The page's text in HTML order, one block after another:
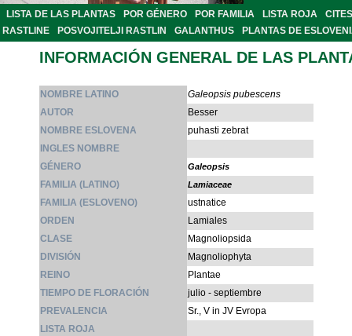
LISTA DE LAS PLANTAS POR GÉNERO POR FAMILIA LISTA ROJA
CITES
RASTLINE
POSVOJITELJI RASTLIN GALANTHUS PLANTAS DE
INFORMACIÓN GENERAL DE LAS
NOMBRE LATINO
Galeopsis pubescens
AUTOR
Besser
NOMBRE ESLOVENA
puhasti zebrat
INGLES NOMBRE
GÉNERO
Galeopsis
FAMILIA (LATINO) Lamiaceae
FAMILIA (ESLOVENO)
ustnatice
ORDEN
Lamiales
CLASE
Magnoliopsida
DIVISIÓN
Magnoliophyta
REINO
Plantae
TIEMPO DE FLORACIÓN
julio - septiembre
PREVALENCIA
Sr., V in JV Evropa
LISTA ROJA